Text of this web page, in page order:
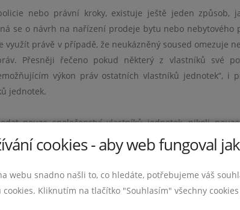
nebo právní kroky, existuje ještě jeden způsob,
se o návrh na nařízení prodeje bytu nebo nebytového
právě v případě, že neukázněný soused omezuje
Přesněji řečeno pokud některý z vlastníků své
výkon práv ostatních vlastníků jednotek“, i
jednotek.
pouze společenství vlastníků jednotek, nikoli
život. Je však třeba počítat s tím, že k tomu, aby
které ovlivnily stav vašeho bydlení, bude nutný
ale nájemník, který v dané nemovitosti bydlí. Dotčení
cookies - aby web fungoval
webu snadno našli to, co hledáte, potřebujeme váš
cookies. Kliknutím na tlačítko "Souhlasím" všechny